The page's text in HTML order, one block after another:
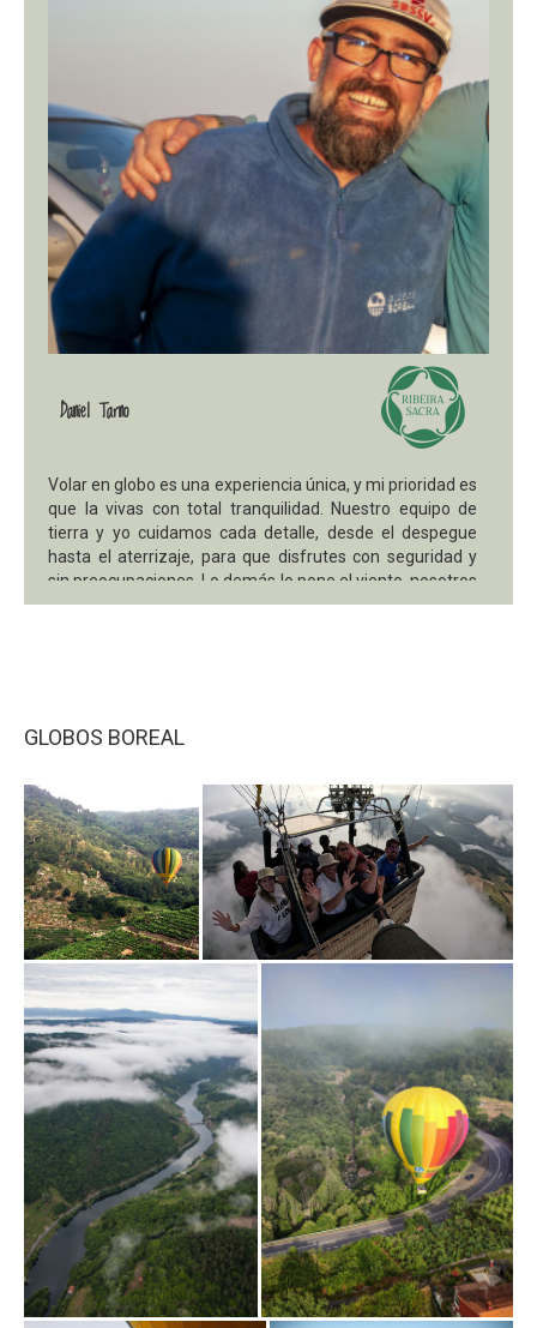
Daniel Tarno
Volar en globo es una experiencia única, y mi prioridad es
que la vivas con total tranquilidad. Nuestro equipo de
tierra y yo cuidamos cada detalle, desde el despegue
hasta el aterrizaje, para que disfrutes con seguridad y
sin preocupaciones. Lo demás lo pone el viento, nosotros
nos encargamos de que te sientas en buenas manos.
GLOBOS BOREAL